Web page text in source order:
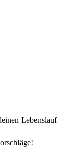
Lebenslauf